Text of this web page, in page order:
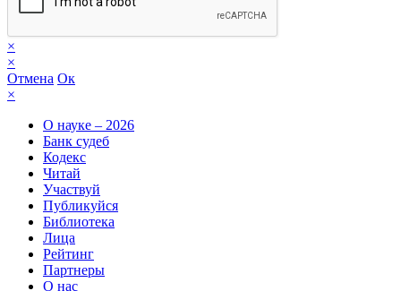
×
×
Отмена Ок
×
О науке – 2026
Банк судеб
Кодекс
Читай
Участвуй
Публикуйся
Библиотека
Лица
Рейтинг
Партнеры
О нас